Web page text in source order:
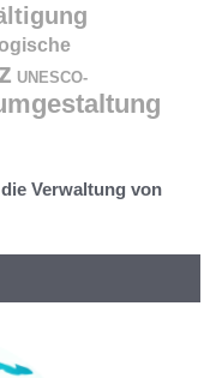
UNESCO-
Verwaltung von